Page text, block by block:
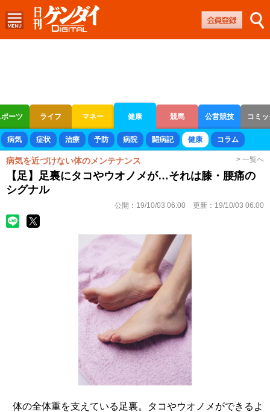
ーツ ライフ マネー 健康 競馬 公営競技 コミ
ボートレース 競輪 オートレース
病気 症状 治療 予防 病院 闘病記 健康 コラム
病気を近づけない体のメンテナンス > 一覧へ
【足】足裏にタコやウオノメが…それは膝・腰痛の
シグナル
公開： 19/10/03 06:00 更新： 19/10/03 06:00
体の全体重を支えている足裏。タコやウオノメができるよ